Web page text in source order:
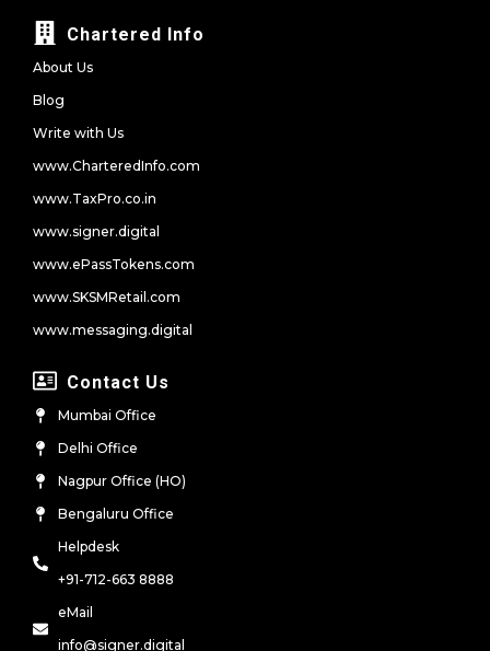
Chartered Info
About Us
Blog
Write with Us
www.CharteredInfo.com
www.TaxPro.co.in
www.signer.digital
www.ePassTokens.com
www.SKSMRetail.com
www.messaging.digital
Contact Us
Mumbai Office
Delhi Office
Nagpur Office (HO)
Bengaluru Office
Helpdesk
+91-712-663 8888
eMail
info@signer.digital